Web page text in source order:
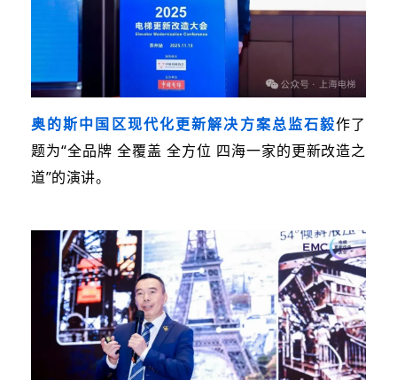
奥的斯中国区现代化更新解决方案总监石毅作了
题为“全品牌 全覆盖 全方位 四海一家的更新改造之
道”的演讲。